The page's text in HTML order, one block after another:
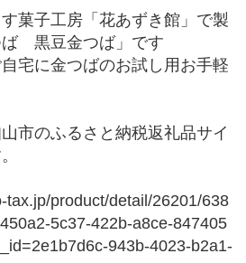
菓子工房「花あずき館」で製
ば 黒豆金つば」です
宅に金つばのお試し用お手軽
市のふるさと納税返礼品サイ
tax.jp/product/detail/26201/638
5c37-422b-a8ce-847405
943b-4023-b2a1-